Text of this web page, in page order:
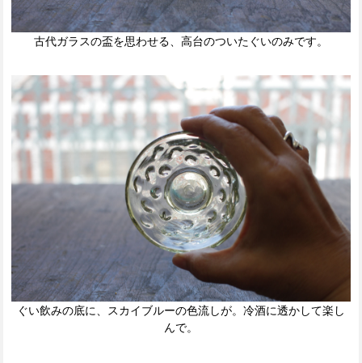
古代ガラスの盃を思わせる、高台のついたぐいのみです。
ぐい飲みの底に、スカイブルーの色流しが。冷酒に透かして楽し
んで。